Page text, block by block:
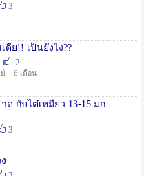
3
ย!! เป็นยังไง??
2
- 6 เดือน
ด กับไต๋เหมี่ยว 13-15 มก
3